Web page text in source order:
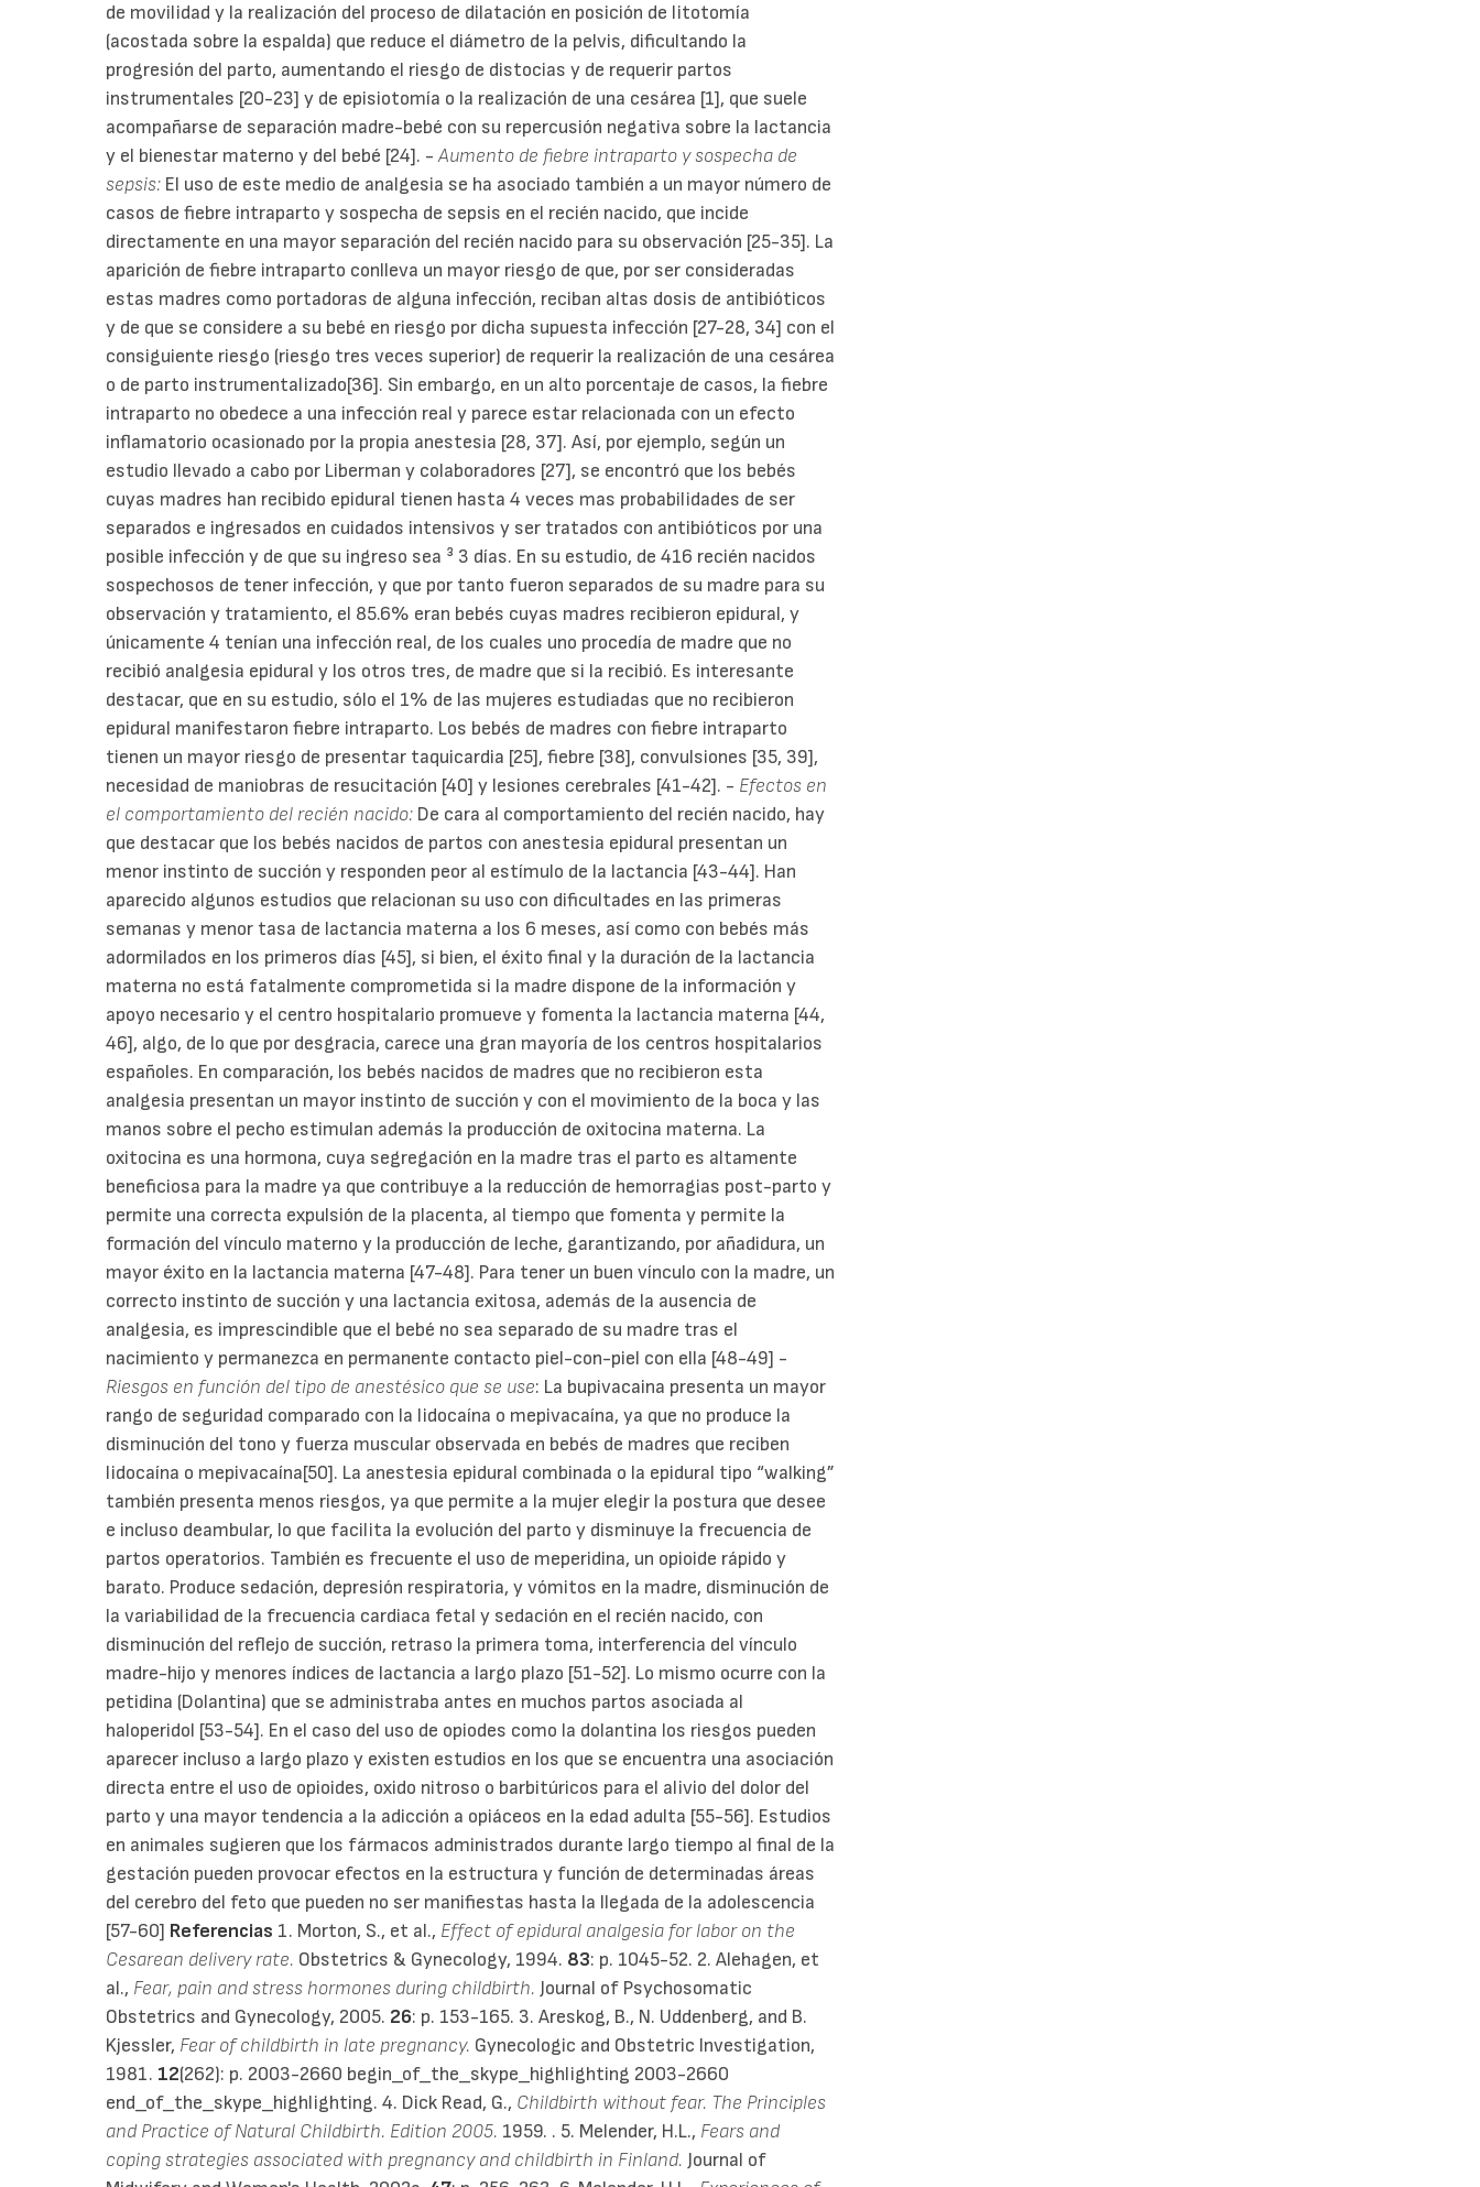
de movilidad y la realización del proceso de dilatación en posición de litotomía
(acostada sobre la espalda) que reduce el diámetro de la pelvis, dificultando la
progresión del parto, aumentando el riesgo de distocias y de requerir partos
instrumentales [20-23] y de episiotomía o la realización de una cesárea [1], que suele
acompañarse de separación madre-bebé con su repercusión negativa sobre la lactancia
y el bienestar materno y del bebé [24]. -Aumento de fiebre intraparto y sospecha de
sepsis: El uso de este medio de analgesia se ha asociado también a un mayor número de
casos de fiebre intraparto y sospecha de sepsis en el recién nacido, que incide
directamente en una mayor separación del recién nacido para su observación [25-35]. La
aparición de fiebre intraparto conlleva un mayor riesgo de que, por ser consideradas
estas madres como portadoras de alguna infección, reciban altas dosis de antibióticos
y de que se considere a su bebé en riesgo por dicha supuesta infección [27-28, 34] con el
consiguiente riesgo (riesgo tres veces superior) de requerir la realización de una cesárea
o de parto instrumentalizado[36]. Sin embargo, en un alto porcentaje de casos, la fiebre
intraparto no obedece a una infección real y parece estar relacionada con un efecto
inflamatorio ocasionado por la propia anestesia [28, 37]. Así, por ejemplo, según un
estudio llevado a cabo por Liberman y colaboradores [27], se encontró que los bebés
cuyas madres han recibido epidural tienen hasta 4 veces mas probabilidades de ser
separados e ingresados en cuidados intensivos y ser tratados con antibióticos por una
posible infección y de que su ingreso sea ³ 3 días. En su estudio, de 416 recién nacidos
sospechosos de tener infección, y que por tanto fueron separados de su madre para su
observación y tratamiento, el 85.6% eran bebés cuyas madres recibieron epidural, y
únicamente 4 tenían una infección real, de los cuales uno procedía de madre que no
recibió analgesia epidural y los otros tres, de madre que si la recibió. Es interesante
destacar, que en su estudio, sólo el 1% de las mujeres estudiadas que no recibieron
epidural manifestaron fiebre intraparto. Los bebés de madres con fiebre intraparto
tienen un mayor riesgo de presentar taquicardia [25], fiebre [38], convulsiones [35, 39],
necesidad de maniobras de resucitación [40] y lesiones cerebrales [41-42]. - Efectos en
el comportamiento del recién nacido: De cara al comportamiento del recién nacido, hay
que destacar que los bebés nacidos de partos con anestesia epidural presentan un
menor instinto de succión y responden peor al estímulo de la lactancia [43-44]. Han
aparecido algunos estudios que relacionan su uso con dificultades en las primeras
semanas y menor tasa de lactancia materna a los 6 meses, así como con bebés más
adormilados en los primeros días [45], si bien, el éxito final y la duración de la lactancia
materna no está fatalmente comprometida si la madre dispone de la información y
apoyo necesario y el centro hospitalario promueve y fomenta la lactancia materna [44,
46], algo, de lo que por desgracia, carece una gran mayoría de los centros hospitalarios
españoles. En comparación, los bebés nacidos de madres que no recibieron esta
analgesia presentan un mayor instinto de succión y con el movimiento de la boca y las
manos sobre el pecho estimulan además la producción de oxitocina materna. La
oxitocina es una hormona, cuya segregación en la madre tras el parto es altamente
beneficiosa para la madre ya que contribuye a la reducción de hemorragias post-parto y
permite una correcta expulsión de la placenta, al tiempo que fomenta y permite la
formación del vínculo materno y la producción de leche, garantizando, por añadidura, un
mayor éxito en la lactancia materna [47-48]. Para tener un buen vínculo con la madre, un
correcto instinto de succión y una lactancia exitosa, además de la ausencia de
analgesia, es imprescindible que el bebé no sea separado de su madre tras el
nacimiento y permanezca en permanente contacto piel-con-piel con ella [48-49] -
Riesgos en función del tipo de anestésico que se use: La bupivacaina presenta un mayor
rango de seguridad comparado con la lidocaína o mepivacaína, ya que no produce la
disminución del tono y fuerza muscular observada en bebés de madres que reciben
lidocaína o mepivacaína[50]. La anestesia epidural combinada o la epidural tipo “walking”
también presenta menos riesgos, ya que permite a la mujer elegir la postura que desee
e incluso deambular, lo que facilita la evolución del parto y disminuye la frecuencia de
partos operatorios. También es frecuente el uso de meperidina, un opioide rápido y
barato. Produce sedación, depresión respiratoria, y vómitos en la madre, disminución de
la variabilidad de la frecuencia cardiaca fetal y sedación en el recién nacido, con
disminución del reflejo de succión, retraso la primera toma, interferencia del vínculo
madre-hijo y menores índices de lactancia a largo plazo [51-52]. Lo mismo ocurre con la
petidina (Dolantina) que se administraba antes en muchos partos asociada al
haloperidol [53-54]. En el caso del uso de opiodes como la dolantina los riesgos pueden
aparecer incluso a largo plazo y existen estudios en los que se encuentra una asociación
directa entre el uso de opioides, oxido nitroso o barbitúricos para el alivio del dolor del
parto y una mayor tendencia a la adicción a opiáceos en la edad adulta [55-56]. Estudios
en animales sugieren que los fármacos administrados durante largo tiempo al final de la
gestación pueden provocar efectos en la estructura y función de determinadas áreas
del cerebro del feto que pueden no ser manifiestas hasta la llegada de la adolescencia
[57-60] Referencias 1. Morton, S., et al., Effect of epidural analgesia for labor on the
Cesarean delivery rate. Obstetrics & Gynecology, 1994. 83: p. 1045-52. 2. Alehagen, et
al., Fear, pain and stress hormones during childbirth. Journal of Psychosomatic
Obstetrics and Gynecology, 2005. 26: p. 153-165. 3. Areskog, B., N. Uddenberg, and B.
Kjessler, Fear of childbirth in late pregnancy. Gynecologic and Obstetric Investigation,
1981. 12(262): p. 2003-2660 begin_of_the_skype_highlighting 2003-2660
end_of_the_skype_highlighting. 4. Dick Read, G., Childbirth without fear. The Principles
and Practice of Natural Childbirth. Edition 2005. 1959. . 5. Melender, H.L., Fears and
coping strategies associated with pregnancy and childbirth in Finland. Journal of